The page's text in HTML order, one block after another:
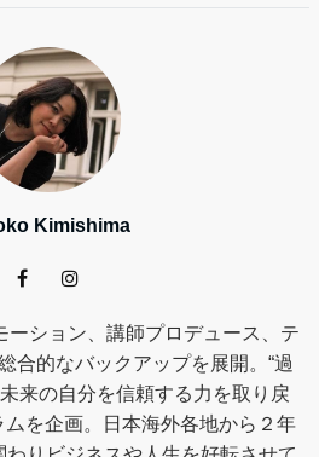
Kimishima
ーション、講師プロデュース、テ
合的なバックアップを展開。“過
来の自分を信頼する力を取り戻
ムを企画。日本海外各地から２年